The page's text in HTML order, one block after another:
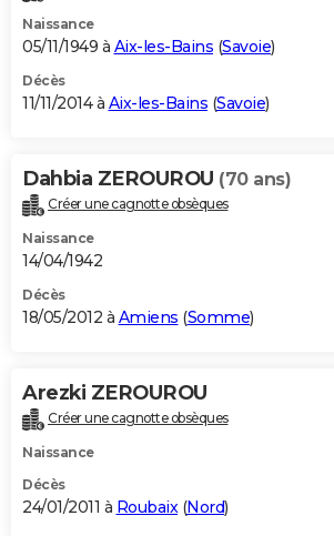
Naissance
05/11/1949 à Aix-les-Bains (Savoie)
Décès
11/11/2014 à Aix-les-Bains (Savoie)
Dahbia ZEROUROU (70 ans)
Créer une cagnotte obsèques
Naissance
14/04/1942
Décès
18/05/2012 à Amiens (Somme)
Arezki ZEROUROU
Créer une cagnotte obsèques
Naissance
Décès
24/01/2011 à Roubaix(Nord)